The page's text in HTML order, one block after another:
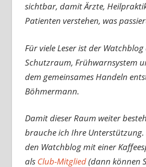
sichtbar, damit Ärzte,
Patienten verstehen, was
Für viele Leser ist der
Schutzraum, Frühwarnsystem
dem gemeinsames Handeln
Böhmermann.
Damit dieser Raum weiter
brauche ich Ihre Unterstützung.
den Watchblog mit einer
als Club-Mitglied(dann können